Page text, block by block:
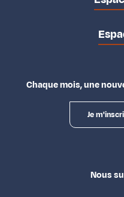
Chaque mois, une
Je
Nous